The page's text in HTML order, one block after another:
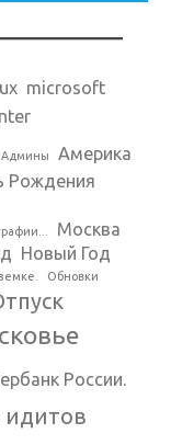
microsoft
Админы Америка
Рождения
Москва
Новый Год
Обновки
России.
идитов